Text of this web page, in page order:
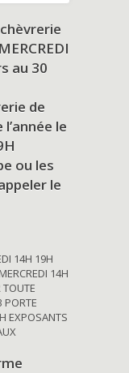
au 30
de
le
ou les
le
14H 19H
14H
TOUTE
PORTE
EXPOSANTS